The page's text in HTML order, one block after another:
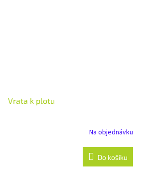
Vrata k plotu
Na objednávku
Do košíku